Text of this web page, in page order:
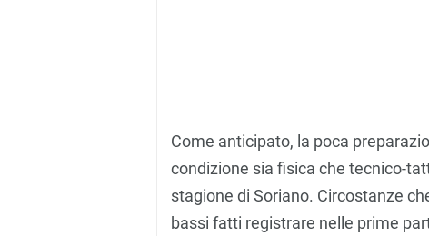
Come anticipato, la poca
condizione sia fisica che tecnico-
stagione di Soriano. Circostanze
bassi fatti registrare nelle prime